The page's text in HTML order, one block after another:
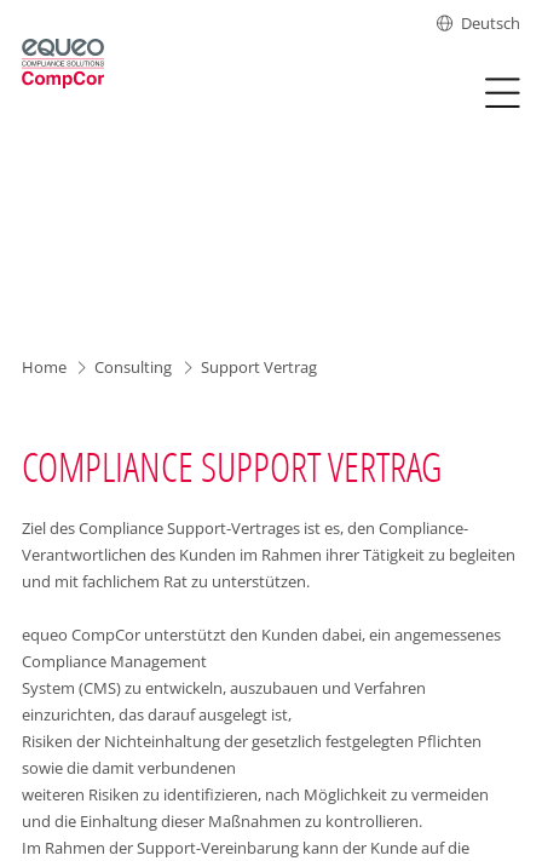
Deutsch
Home Consulting Support Vertrag
COMPLIANCE SUPPORT VERTRAG
Ziel des Compliance Support-Vertrages ist es, den Compliance-
Verantwortlichen des Kunden im Rahmen ihrer Tätigkeit zu begleiten
und mit fachlichem Rat zu unterstützen.
equeo CompCor unterstützt den Kunden dabei, ein angemessenes
Compliance Management
System (CMS) zu entwickeln, auszubauen und Verfahren
einzurichten, das darauf ausgelegt ist,
Risiken der Nichteinhaltung der gesetzlich festgelegten Pflichten
sowie die damit verbundenen
weiteren Risiken zu identifizieren, nach Möglichkeit zu vermeiden
und die Einhaltung dieser Maßnahmen zu kontrollieren.
Im Rahmen der Support-Vereinbarung kann der Kunde auf die